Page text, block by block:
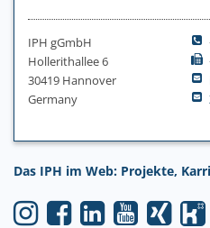
IPH gGmbH
Hollerithallee 6
30419 Hannover
Germany
Das IPH im Web: Projekte,